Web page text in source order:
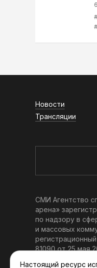
Новости
Трансляции
СМИ Агентство
арена»
по надзору в
и массовых
81090 от 25 мая
Настоящий ресурс